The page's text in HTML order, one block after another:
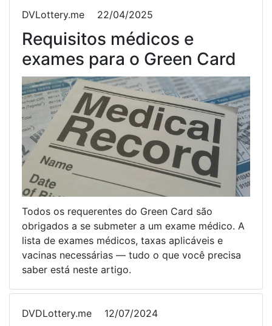
DVLottery.me 22/04/2025
Requisitos médicos e
exames para o Green Card
Todos os requerentes do Green Card são
obrigados a se submeter a um exame médico. A
lista de exames médicos, taxas aplicáveis e
vacinas necessárias — tudo o que você precisa
saber está neste artigo.
DVDLottery.me 12/07/2024